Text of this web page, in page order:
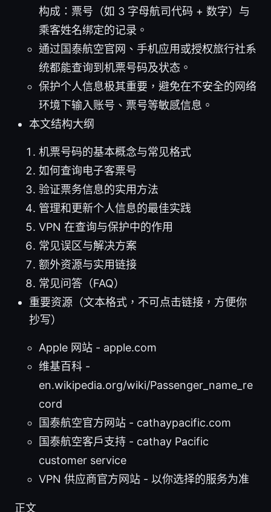
构成：票号（如 3 字母航司代码 + 数字）与
乘客姓名绑定的记录。
通过国泰航空官网、手机应用或授权旅行社系
统都能查询到机票号码及状态。
保护个人信息极其重要，避免在不安全的网络
环境下输入账号、票号等敏感信息。
本文结构大纲
机票号码的基本概念与常见格式
如何查询电子客票号
验证票务信息的实用方法
管理和更新个人信息的最佳实践
VPN 在查询与保护中的作用
常见误区与解决方案
额外资源与实用链接
常见问答（FAQ）
重要资源（文本格式，不可点击链接，方便你
抄写）
Apple 网站 - apple.com
维基百科 -
en.wikipedia.org/wiki/Passenger_name_re
cord
国泰航空官方网站 - cathaypacific.com
国泰航空客户支持 - cathay Pacific
customer service
VPN 供应商官方网站 - 以你选择的服务为准
正文